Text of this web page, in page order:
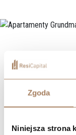
Zgoda
Niniejsza strona